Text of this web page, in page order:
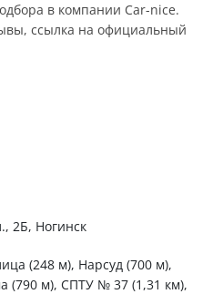
в компании Car-nice.
ссылка на официальный
2Б, Ногинск
(248 м), Нарсуд (700 м),
(790 м), СПТУ № 37 (1,31 км),